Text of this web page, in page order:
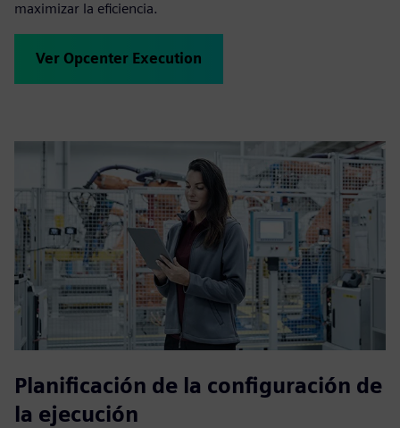
maximizar la eficiencia.
Ver Opcenter Execution
Planificación de la configuración de
la ejecución